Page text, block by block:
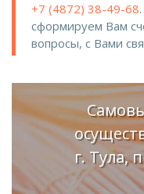
+7 (4872) 38-49-68
сформируем Вам
вопросы, с Вами
г. Тула,